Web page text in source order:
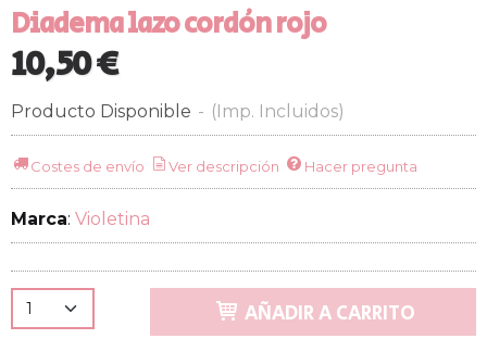
Diadema lazo cordón rojo
10,50 €
Producto Disponible - (Imp. Incluidos)
Costes de envío Ver descripción Hacer pregunta
Marca: Violetina
AÑADIR A CARRITO